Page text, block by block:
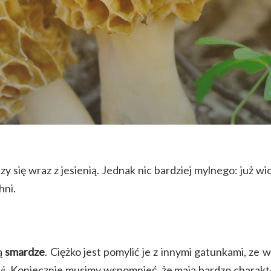
się wraz z jesienią. Jednak nic bardziej mylnego: już
smardze. Ciężko jest pomylić je z innymi gatunkami, ze